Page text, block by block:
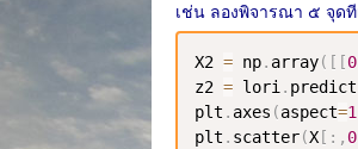
เช่น ลองพิจารณา ๕ จุด
X2 = np. array( [ [0
z2 = lori . predict
plt . axes (aspect=1
plt . scatter(X [ : , 0